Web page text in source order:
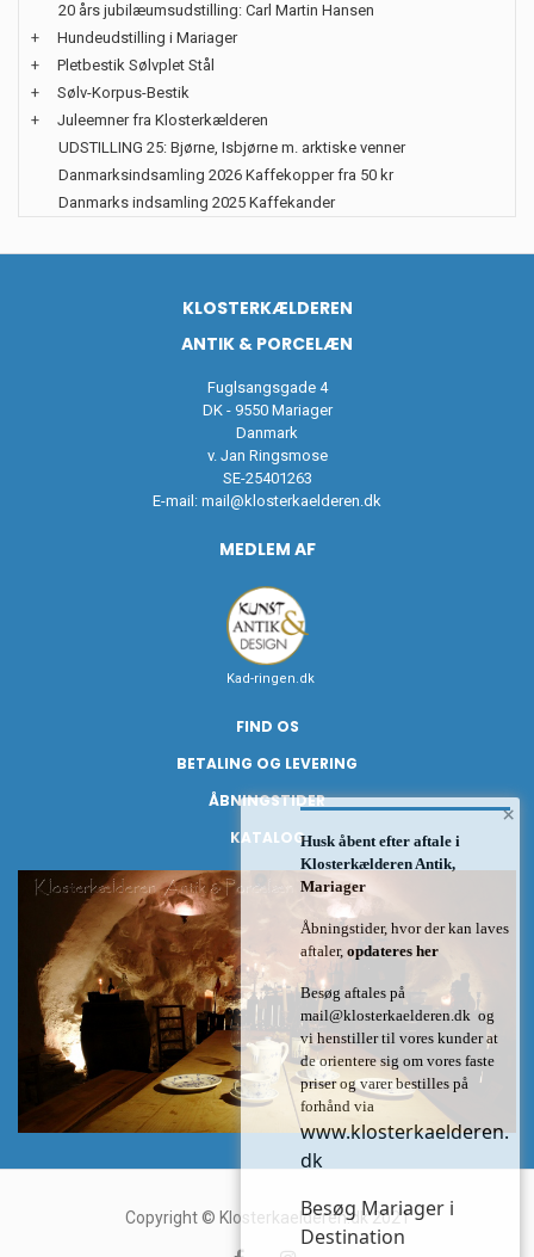
20 års jubilæumsudstilling: Carl Martin Hansen
+
Hundeudstilling i Mariager
+
Pletbestik Sølvplet Stål
+
Sølv-Korpus-Bestik
+
Juleemner fra Klosterkælderen
UDSTILLING 25: Bjørne, Isbjørne m. arktiske venner
Danmarksindsamling 2026 Kaffekopper fra 50 kr
Danmarks indsamling 2025 Kaffekander
KLOSTERKÆLDEREN
ANTIK & PORCELÆN
Fuglsangsgade 4
DK - 9550 Mariager
Danmark
v. Jan Ringsmose
SE-25401263
E-mail: mail@klosterkaelderen.dk
MEDLEM AF
Kad-ringen.dk
FIND OS
BETALING OG LEVERING
ÅBNINGSTIDER
KATALOG
Copyright © Klosterkaelderen.dk 2021
×
Husk åbent efter aftale i
Klosterkælderen Antik,
Mariager
Åbningstider, hvor der kan laves
aftaler, opdateres her
Besøg aftales på
mail@klosterkaelderen.dk og
vi henstiller til vores kunder at
de orientere sig om vores faste
priser og varer bestilles på
forhånd via
www.klosterkaelderen.
dk
Besøg Mariager i
Destination